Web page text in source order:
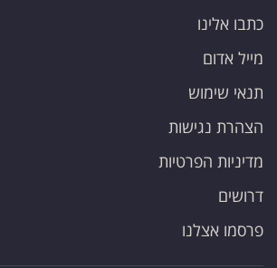
כתבו אלינו
מייל אדום
תנאי שימוש
הצהרת נגישות
מדיניות הפרטיות
דרושים
פרסמו אצלנו